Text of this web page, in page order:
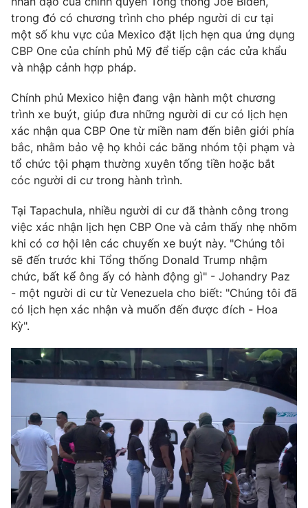
Giải sao mai
Sao
Làm đẹp
Chất lượng cuộc sống
Tuyển sinh
Học trực tuyến
Công nghệ
Hitech Công nghệ tương lai
Sản phẩm
Thị trường
Tư vấn
Lịch phát sóng
Chuyên mục khác
Photo Infographic
Video Shorts video
VTV Money VTV Thể thao
VTV Sức khoẻ Bất động sản
VTV4 Vươn mình bằng AI
VTV9 VTV8
trong đó có chương trình cho phép người di cư tại
một số khu vực của Mexico đặt lịch hẹn qua ứng dụng
CBP One của chính phủ Mỹ để tiếp cận các cửa khẩu
và nhập cảnh hợp pháp.
Chính phủ Mexico hiện đang vận hành một chương
trình xe buýt, giúp đưa những người di cư có lịch hẹn
xác nhận qua CBP One từ miền nam đến biên giới phía
bắc, nhằm bảo vệ họ khỏi các băng nhóm tội phạm và
tổ chức tội phạm thường xuyên tống tiền hoặc bắt
cóc người di cư trong hành trình.
Tại Tapachula, nhiều người di cư đã thành công trong
việc xác nhận lịch hẹn CBP One và cảm thấy nhẹ nhõm
khi có cơ hội lên các chuyến xe buýt này. "Chúng tôi
sẽ đến trước khi Tổng thống Donald Trump nhậm
chức, bất kể ông ấy có hành động gì" - Johandry Paz
- một người di cư từ Venezuela cho biết: "Chúng tôi đã
có lịch hẹn xác nhận và muốn đến được đích - Hoa
Kỳ".